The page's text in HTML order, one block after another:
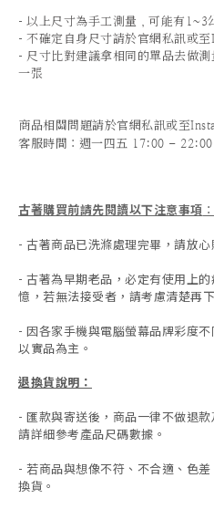
- 以上尺寸為手工測量，可能有1~3
- 不確定自身尺寸請於官網私訊或
- 尺寸比對建議拿相同的單品去做
一張
商品相關問題請於官網私訊或至
客服時間 ：週一四五 17:00 - 22:00
古著購買前請先閱讀以下注意事項 ：
- 古著商品已洗滌處理完畢，請放心
- 古著為早期老品，必定有使用上
憶，若無法接受者，請考慮清楚再
- 因各家手機與電腦螢幕品牌彩度
以實品為主。
退換貨說明：
- 匯款與寄送後，商品一律不做退
請詳細參考產品尺碼數據 。
- 若商品與想像不符、不合適、色
換貨。